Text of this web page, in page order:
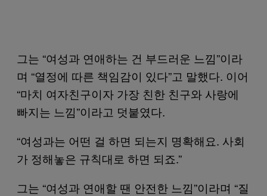
그는 “여성과 연애하는 건 부드러운 느낌”이라
며 “열정에 따른 책임감이 있다”고 말했다. 이어
“마치 여자친구이자 가장 친한 친구와 사랑에
빠지는 느낌”이라고 덧붙였다.
“여성과는 어떤 걸 하면 되는지 명확해요. 사회
가 정해놓은 규칙대로 하면 되죠.”
그는 “여성과 연애할 땐 안전한 느낌”이라며 “질